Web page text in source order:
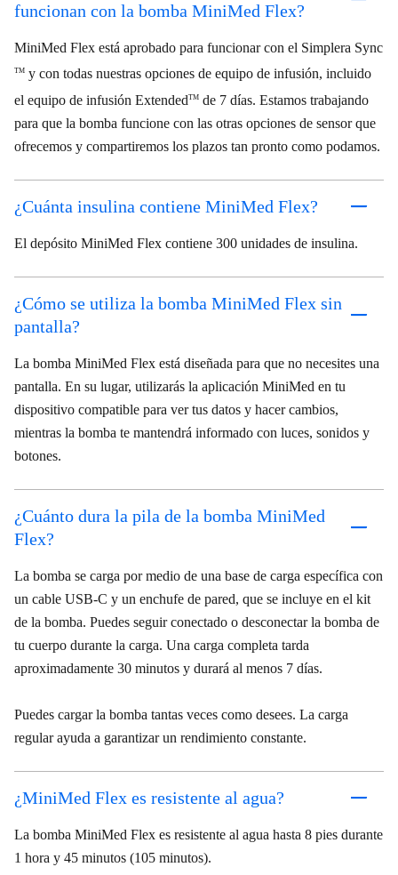
funcionan con la bomba MiniMed Flex?
MiniMed Flex está aprobado para funcionar con el Simplera Sync
TM y con todas nuestras opciones de equipo de infusión, incluido
el equipo de infusión ExtendedTM de 7 días. Estamos trabajando
para que la bomba funcione con las otras opciones de sensor que
ofrecemos y compartiremos los plazos tan pronto como podamos.
¿Cuánta insulina contiene MiniMed Flex?
El depósito MiniMed Flex contiene 300 unidades de insulina.
¿Cómo se utiliza la bomba MiniMed Flex sin
pantalla?
La bomba MiniMed Flex está diseñada para que no necesites una
pantalla. En su lugar, utilizarás la aplicación MiniMed en tu
dispositivo compatible para ver tus datos y hacer cambios,
mientras la bomba te mantendrá informado con luces, sonidos y
botones.
¿Cuánto dura la pila de la bomba MiniMed
Flex?
La bomba se carga por medio de una base de carga específica con
un cable USB-C y un enchufe de pared, que se incluye en el kit
de la bomba. Puedes seguir conectado o desconectar la bomba de
tu cuerpo durante la carga. Una carga completa tarda
aproximadamente 30 minutos y durará al menos 7 días.
Puedes cargar la bomba tantas veces como desees. La carga
regular ayuda a garantizar un rendimiento constante.
¿MiniMed Flex es resistente al agua?
La bomba MiniMed Flex es resistente al agua hasta 8 pies durante
1 hora y 45 minutos (105 minutos).